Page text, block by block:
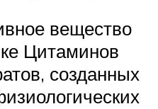
вещество
Цитаминов
созданных